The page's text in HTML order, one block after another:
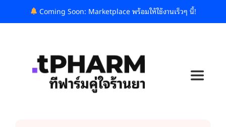
to
Coming Soon: Marketplace พร้อมให้ใช้งานเร็วๆ นี้!
Toggle